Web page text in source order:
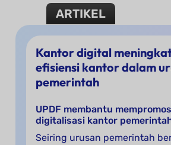
Kantor digital
efisiensi kantor dalam
pemerintah
UPDF membantu
digitalisasi kantor
Seiring urusan pemerintah
ARTIKEL